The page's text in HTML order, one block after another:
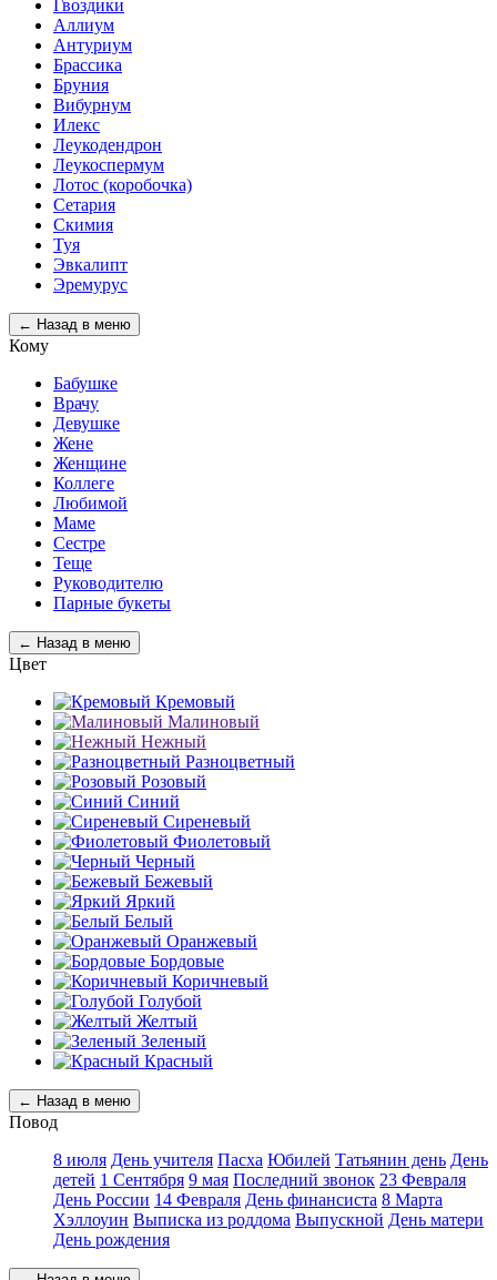
Гвоздики
Аллиум
Антуриум
Брассика
Бруния
Вибурнум
Илекс
Леукодендрон
Леукоспермум
Лотос (коробочка)
Сетария
Скимия
Туя
Эвкалипт
Эремурус
← Назад в меню
Кому
Бабушке
Врачу
Девушке
Жене
Женщине
Коллеге
Любимой
Маме
Сестре
Теще
Руководителю
Парные букеты
← Назад в меню
Цвет
Кремовый
Малиновый
Нежный
Разноцветный
Розовый
Синий
Сиреневый
Фиолетовый
Черный
Бежевый
Яркий
Белый
Оранжевый
Бордовые
Коричневый
Голубой
Желтый
Зеленый
Красный
← Назад в меню
Повод
8 июля День учителя Пасха Юбилей Татьянин день День
детей 1 Сентября 9 мая Последний звонок 23 Февраля
День России 14 Февраля День финансиста 8 Марта
Хэллоуин Выписка из роддома Выпускной День матери
День рождения